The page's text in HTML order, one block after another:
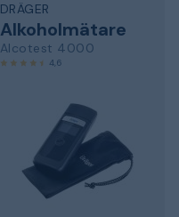
DRÄGER
Alkoholmätare
Alcotest 4000
4,6